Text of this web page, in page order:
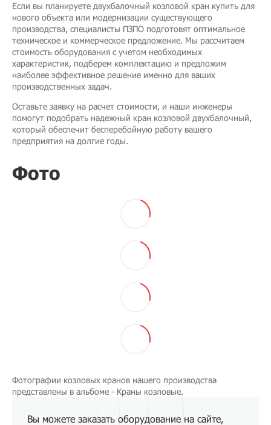
Если вы планируете двухбалочный козловой кран купить для
нового объекта или модернизации существующего
производства, специалисты ПЗПО подготовят оптимальное
техническое и коммерческое предложение. Мы рассчитаем
стоимость оборудования с учетом необходимых
характеристик, подберем комплектацию и предложим
наиболее эффективное решение именно для ваших
производственных задач.
Оставьте заявку на расчет стоимости, и наши инженеры
помогут подобрать надежный кран козловой двухбалочный,
который обеспечит бесперебойную работу вашего
предприятия на долгие годы.
Фото
Фотографии козловых кранов нашего производства
представлены в альбоме - Краны козловые.
Вы можете заказать оборудование на сайте,